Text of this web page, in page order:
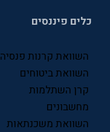
סניפי ביטוח לאומי
פיננסים
פנסיה
קרן פנסיה
כלים פיננסים
השוואת קרנות פנסיה
השוואת ביטוחים
קרן השתלמות
מחשבונים
השוואת משכנתאות